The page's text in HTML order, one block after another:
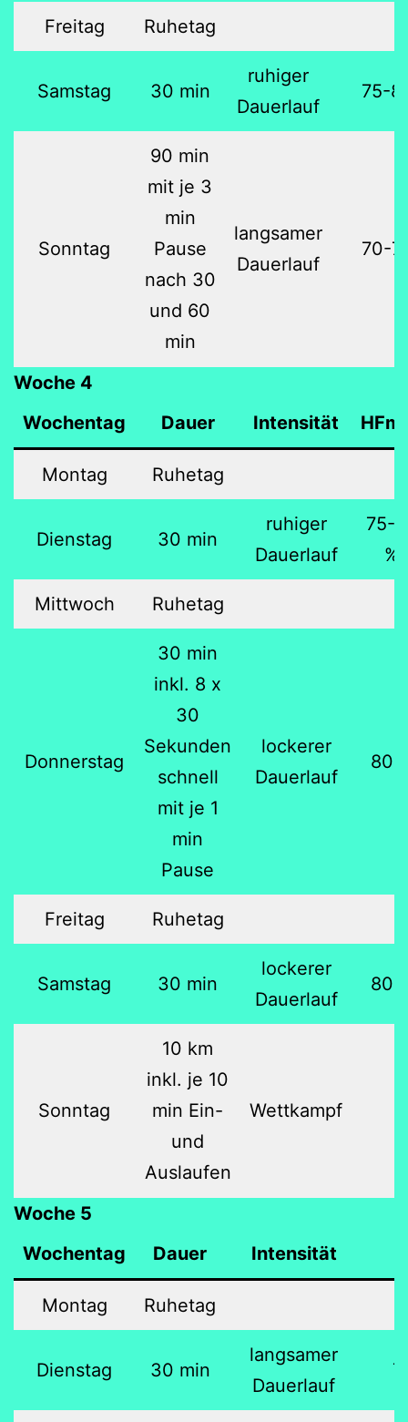
Freitag Ruhetag
Samstag 30 min
ruhiger
Dauerlauf
75-
Sonntag
90 min
mit je 3
min
Pause
nach 30
und 60
min
langsamer
Dauerlauf
70-
Woche 4
Wochentag
Dauer Intensität
Montag Ruhetag
Dienstag 30 min
ruhiger
Dauerlauf
75-
%
Mittwoch Ruhetag
Donnerstag
30 min
inkl. 8 x
30
Sekunden
schnell
mit je 1
min
Pause
lockerer
Dauerlauf
80
Freitag Ruhetag
Samstag 30 min
lockerer
Dauerlauf
80
Sonntag
10 km
inkl. je 10
min Ein-
und
Auslaufen
Wettkampf
Woche 5
Wochentag
Dauer Intensität
Montag Ruhetag
Dienstag 30 min
langsamer
Dauerlauf